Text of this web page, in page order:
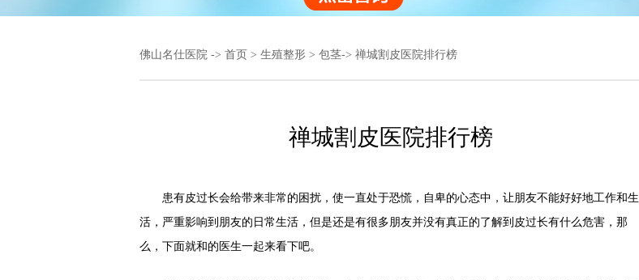
佛山名仕医院 -> 首页 > 生殖整形 > 包茎-> 禅城割皮医院排行榜
禅城割皮医院排行榜
患有皮过长会给带来非常的困扰，使一直处于恐慌，自卑的心态中，让朋友不能好好地工作和生
活，严重影响到朋友的日常生活，但是还是有很多朋友并没有真正的了解到皮过长有什么危害，那
么，下面就和的医生一起来看下吧。